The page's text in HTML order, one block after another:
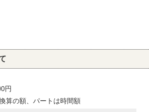
円
算の額、パートは時間額